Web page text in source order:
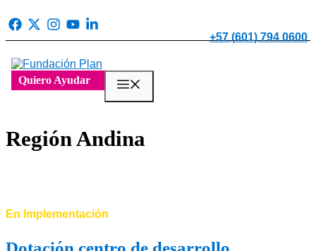
al
+57 (601) 794 0600
Quiero Ayudar
Región Andina
En Implementación